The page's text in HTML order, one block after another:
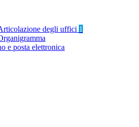
degli uffici 1
e posta elettronica